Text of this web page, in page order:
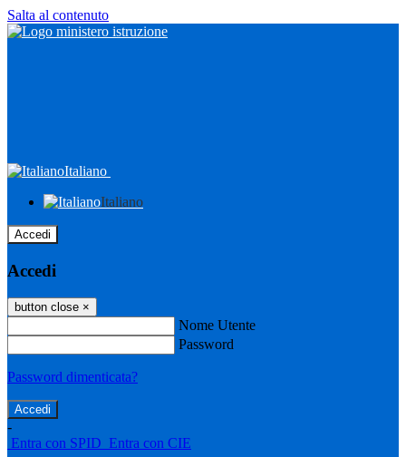
Salta al contenuto
Italiano
Italiano
Accedi
Accedi
button close ×
Nome Utente
Password
Password dimenticata?
-
Entra con SPID Entra con CIE